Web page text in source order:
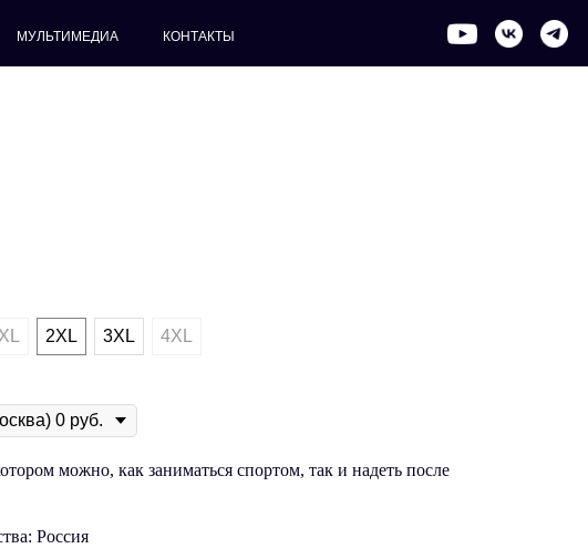
МУЛЬТИМЕДИА КОНТАКТЫ
XL 2XL 3XL 4XL
можно, как заниматься спортом, так и надеть после
Россия